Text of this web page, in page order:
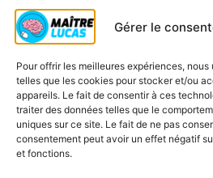
Gérer le
Pour offrir les meilleures expériences,
telles que les cookies pour stocker et/ou
appareils. Le fait de consentir à ces
traiter des données telles que le
uniques sur ce site. Le fait de ne pas
consentement peut avoir un effet négatif
et fonctions.
Maintenant que la
propose de la relire en
aux homophones et en
Mets pause.